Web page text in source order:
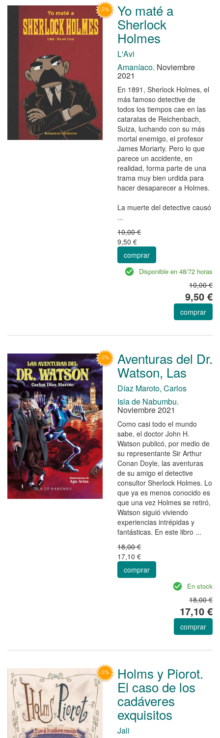
Yo maté a
Sherlock
Holmes
L'Avi
Amaníaco. Noviembre
2021
En 1891, Sherlock Holmes, el
más famoso detective de
todos los tiempos cae en las
cataratas de Reichenbach,
Suiza, luchando con su más
mortal enemigo, el profesor
James Moriarty. Pero lo que
parece un accidente, en
realidad, forma parte de una
trama muy bien urdida para
hacer desaparecer a Holmes.
La muerte del detective causó
...
10,00 €
9,50 €
comprar
Disponible en 48/72 horas
10,00 €
9,50 €
comprar
Aventuras del Dr.
Watson, Las
Díaz Maroto, Carlos
Isla de Nabumbu.
Noviembre 2021
Como casi todo el mundo
sabe, el doctor John H.
Watson publicó, por medio de
su representante Sir Arthur
Conan Doyle, las aventuras
de su amigo el detective
consultor Sherlock Holmes. Lo
que ya es menos conocido es
que una vez Holmes se retiró,
Watson siguió viviendo
experiencias intrépidas y
fantásticas. En este libro ...
18,00 €
17,10 €
comprar
En stock
18,00 €
17,10 €
comprar
Holms y Piorot.
El caso de los
cadáveres
exquisitos
Jali